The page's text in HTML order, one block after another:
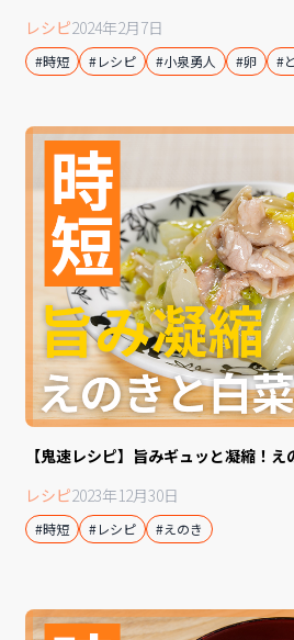
レシピ2024年2月7日
#時短 #レシピ #小泉勇人 #卵 #
【鬼速レシピ】旨みギュッと凝縮！
レシピ2023年12月30日
#時短 #レシピ #えのき